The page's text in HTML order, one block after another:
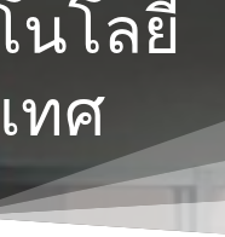
นโลยี
ทศ